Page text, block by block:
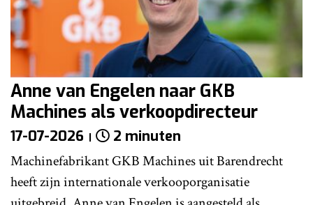
Anne van Engelen naar GKB
Machines als verkoopdirecteur
17-07-2026 2 minuten
Machinefabrikant GKB Machines uit Barendrecht
heeft zijn internationale verkooporganisatie